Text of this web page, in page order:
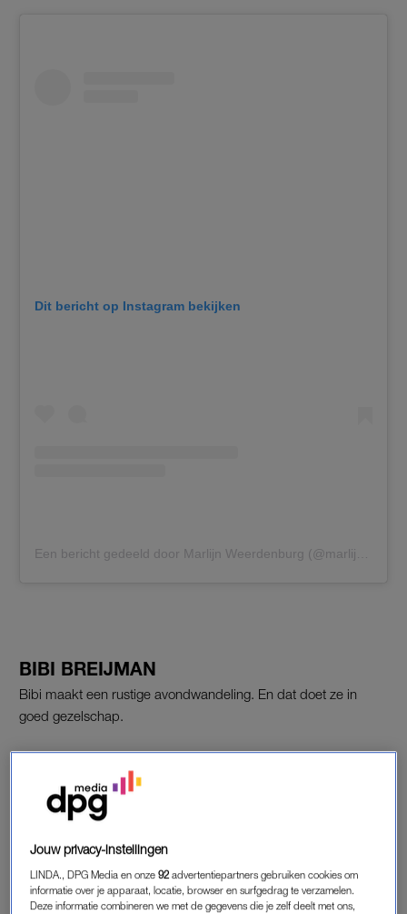
Dit bericht op Instagram bekijken
BIBI BREIJMAN
Bibi maakt een rustige avondwandeling. En dat doet ze in
goed gezelschap.
Jouw privacy-instellingen
LINDA., DPG Media en onze92 advertentiepartners gebruiken cookies om
informatie over je apparaat, locatie, browser en surfgedrag te verzamelen.
Deze informatie combineren we met de gegevens die je zelf deelt met ons,